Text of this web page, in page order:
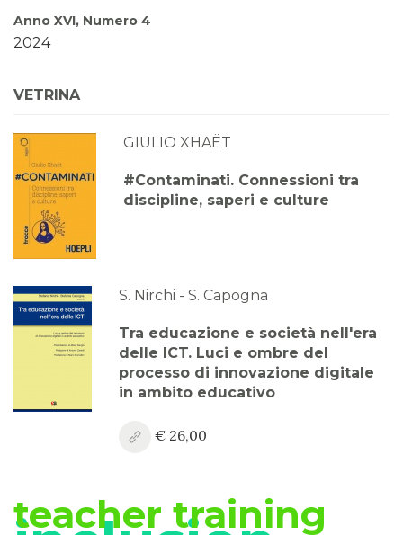
Anno XVI, Numero 4
2024
2024
Anno XVI, Numero 2
2024
Anno XVI, Numero 1
2024
2023
Anno XV, Numero 3
Anno XV, Numero 2
2023
Anno XV
VETRINA
GIULIO XHAËT
#Contaminati. Connessioni tra
discipline, saperi e culture
S. Nirchi - S. Capogna
Tra educazione e società nell'era
delle ICT. Luci e ombre del
processo di innovazione digitale
in ambito educativo
€ 26,00
teacher training